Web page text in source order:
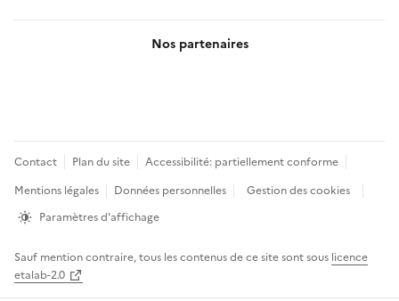
Nos partenaires
Pied
de
page
Contact Plan du site
Accessibilité: partiellement conforme
Mentions légales
Données personnelles
Gestion des cookies
Paramètres d'affichage
Sauf mention contraire, tous les contenus de ce site sont sous licence
etalab-2.0